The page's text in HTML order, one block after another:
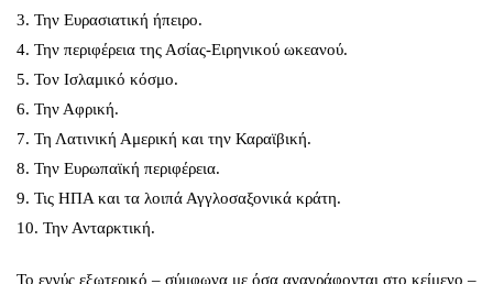
3. Την Ευρασιατική ήπειρο.
4. Την περιφέρεια της Ασίας-Ειρηνικού ωκεανού.
5. Τον Ισλαμικό κόσμο.
6. Την Αφρική.
7. Τη Λατινική Αμερική και την Καραϊβική.
8. Την Ευρωπαϊκή περιφέρεια.
9. Τις ΗΠΑ και τα λοιπά Αγγλοσαξονικά κράτη.
10. Την Ανταρκτική.
Το εγγύς εξωτερικό – σύμφωνα με όσα αναγράφονται στο κείμενο –